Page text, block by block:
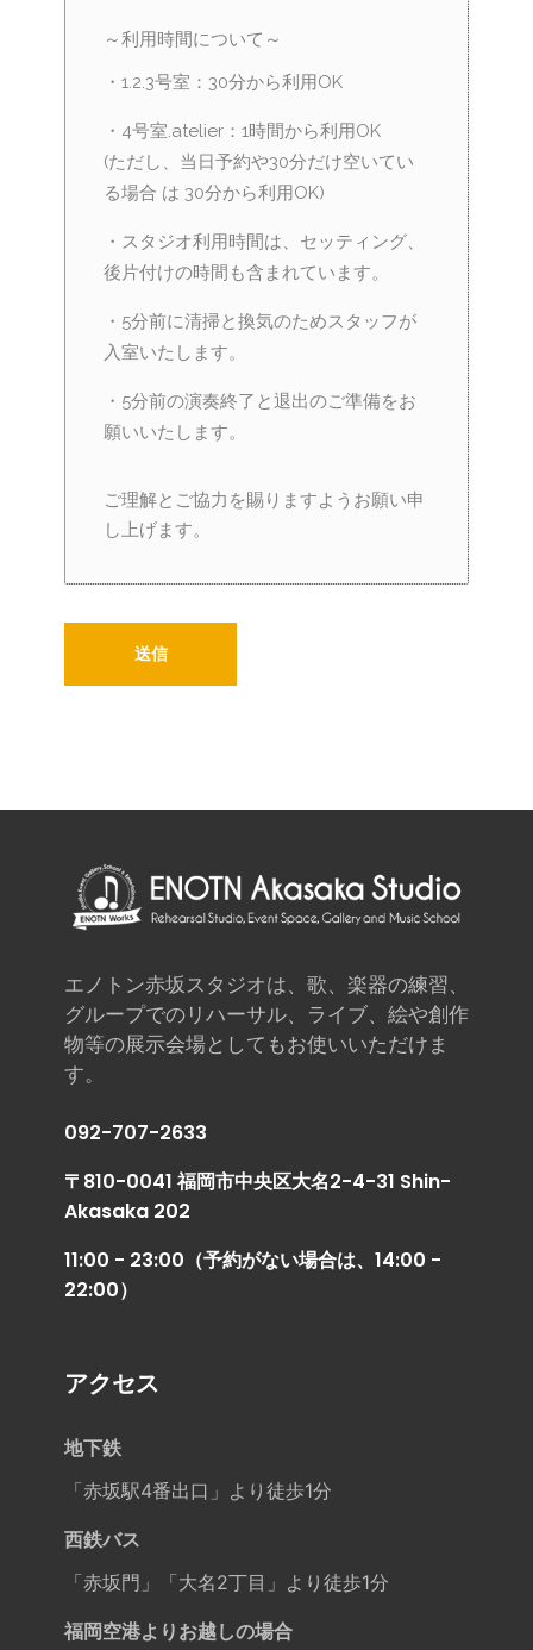
～利用時間について～
・1.2.3号室：30分から利用OK
・4号室.atelier：1時間から利用OK
(ただし、当日予約や30分だけ空いてい
る場合 は 30分から利用OK)
・スタジオ利用時間は、セッティング、
後片付けの時間も含まれています。
・5分前に清掃と換気のためスタッフが
入室いたします。
・5分前の演奏終了と退出のご準備をお
願いいたします。
ご理解とご協力を賜りますようお願い申
し上げます。
エノトン赤坂スタジオは、歌、楽器の練習、
グループでのリハーサル、ライブ、絵や創作
物等の展示会場としてもお使いいただけま
す。
092-707-2633
〒810-0041 福岡市中央区大名2-4-31 Shin-
Akasaka 202
11:00 - 23:00（予約がない場合は、14:00 -
22:00）
アクセス
地下鉄
「赤坂駅4番出口」より徒歩1分
西鉄バス
「赤坂門」「大名2丁目」より徒歩1分
福岡空港よりお越しの場合